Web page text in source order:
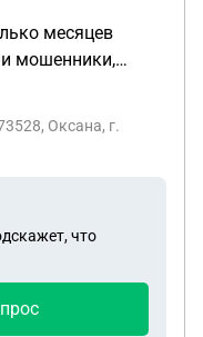
месяцев
мошенники,
и
Оксана, г.
что